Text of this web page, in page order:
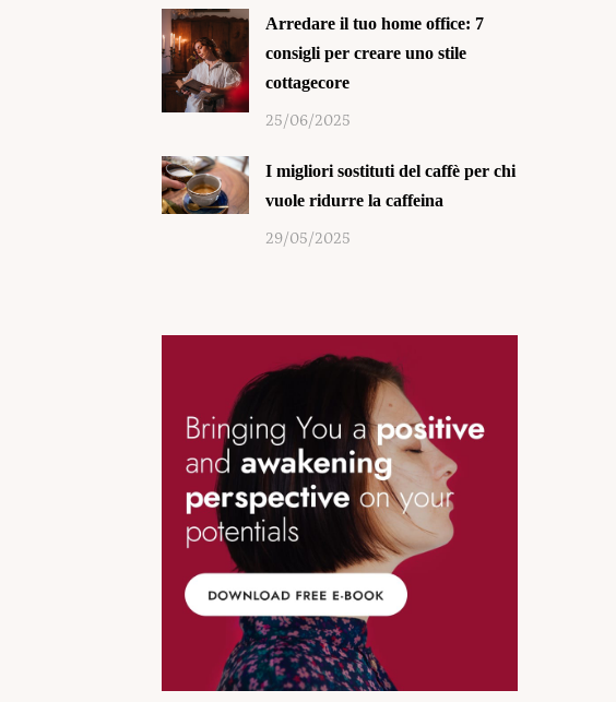
Arredare il tuo home office: 7
consigli per creare uno stile
cottagecore
25/06/2025
I migliori sostituti del caffè per chi
vuole ridurre la caffeina
29/05/2025